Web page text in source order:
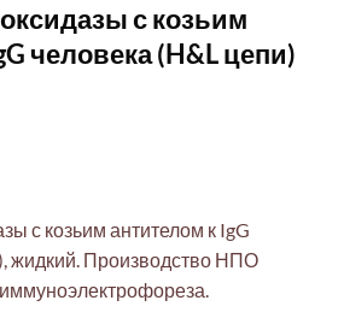
с козьим
человека (H&L цепи)
с козьим антителом к IgG
жидкий. Производство НПО